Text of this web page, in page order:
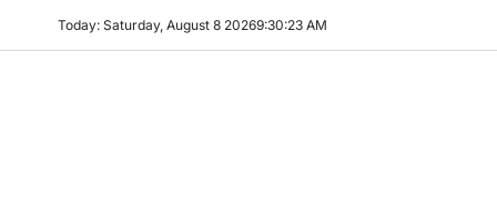
Today: Saturday, August 8 20269:30:23 AM